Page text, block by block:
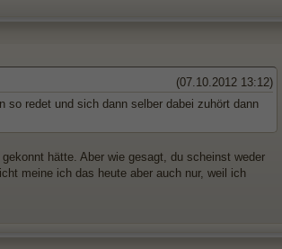
(07.10.2012 13:12)
redet und sich dann selber dabei zuhört dann
hätte. Aber wie gesagt, du scheinst weder
meine ich das heute aber auch nur, weil ich